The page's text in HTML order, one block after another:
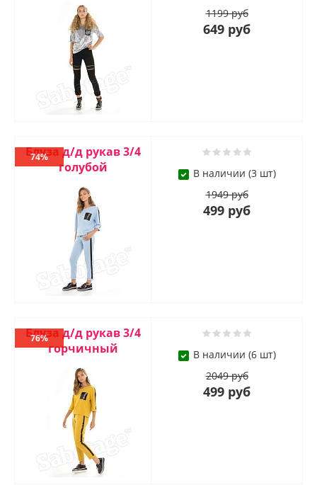
1199 руб
649 руб
Блуза д/д рукав 3/4
голубой
74%
В наличии (3 шт)
1949 руб
499 руб
Блуза д/д рукав 3/4
горчичный
76%
В наличии (6 шт)
2049 руб
499 руб